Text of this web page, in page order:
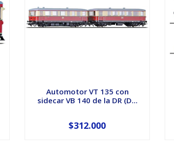
Automotor VT 135 con
sidecar VB 140 de la DR (D...
$312.000